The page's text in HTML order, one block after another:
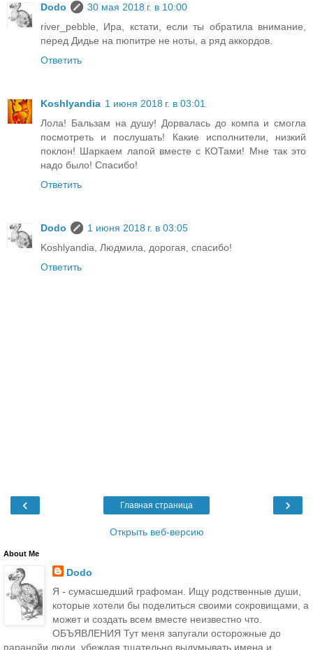
Dodo
30 мая 2018 г. в 10:00
river_pebble, Ира, кстати, если ты обратила внимание,
перед Дидье на пюпитре не ноты, а ряд аккордов.
Ответить
Koshlyandia 1 июня 2018 г. в 03:01
Лола! Бальзам на душу! Дорвалась до компа и смогла
посмотреть и послушать! Какие исполнители, низкий
поклон! Шаркаем лапой вместе с КОТами! Мне так это
надо было! Спасибо!
Ответить
Dodo
1 июня 2018 г. в 03:05
Koshlyandia, Людмила, дорогая, спасибо!
Ответить
‹ ›
Главная страница
Открыть веб-версию
About Me
Dodo
Я - сумасшедший графоман. Ищу родственные души,
которые хотели бы поделиться своими сокровищами, а
может и создать всем вместе неизвестно что.
ОБЪЯВЛЕНИЯ Тут меня запугали осторожные до
паранойи люди, убеждая тщательно выдумывать имена и